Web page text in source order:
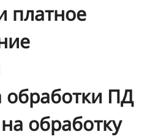
платное
обработки ПД
обработку